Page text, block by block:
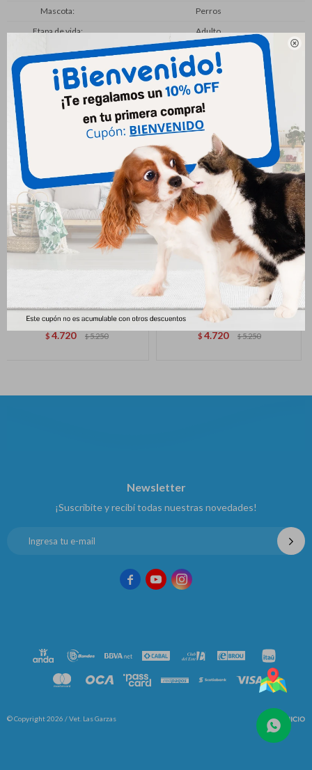

Mascota
Perros
Etapa de vida
Adulto
Tamaño de la raza
Pequeño
Productos que te pueden interesar
Biofresh Castrado Razas
Grandes 15 Kg
$ 4.720 $5.250
Biofresh Light Razas Grandes
* 15 Kg
$ 4.720 $5.250
Newsletter
¡Suscribite y recibí todas nuestras novedades!
  
© Copyright 2026 / Vet. Las Garzas